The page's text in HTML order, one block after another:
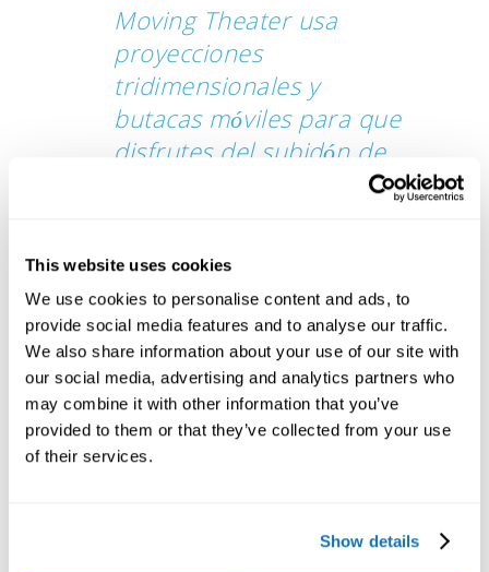
This website uses cookies
We use cookies to personalise content and ads, to
provide social media features and to analyse our traffic.
We also share information about your use of our site with
our social media, advertising and analytics partners who
may combine it with other information that you’ve
provided to them or that they’ve collected from your use
of their services.
Show details
Moving Theater usa
proyecciones
tridimensionales y
butacas móviles para que
disfrutes del subidón de
todos los movimientos, se hunden y giran:
el último grito en simuladores de
movimiento. Las butacas se mueven en 8
direcciones.¡Salas grandes y espaciosas!